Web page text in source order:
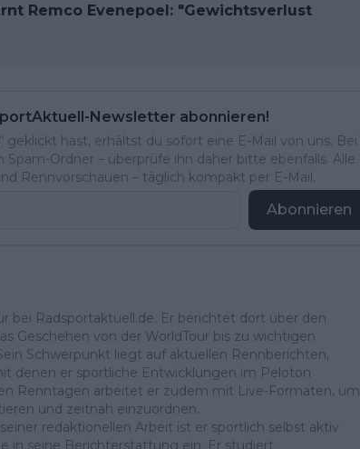
Remco Evenepoel: "Gewichtsverlust
Newsletter abonnieren!
geklickt hast, erhältst du sofort eine E-Mail von uns. Bei
Ordner – überprüfe ihn daher bitte ebenfalls. Alle
Rennvorschauen – täglich kompakt per E-Mail.
Abonnieren
bei Radsportaktuell.de. Er berichtet dort über den
Geschehen von der WorldTour bis zu wichtigen
Schwerpunkt liegt auf aktuellen Rennberichten,
denen er sportliche Entwicklungen im Peloton
Renntagen arbeitet er zudem mit Live-Formaten, um
und zeitnah einzuordnen.
redaktionellen Arbeit ist er sportlich selbst aktiv
in seine Berichterstattung ein. Er studiert